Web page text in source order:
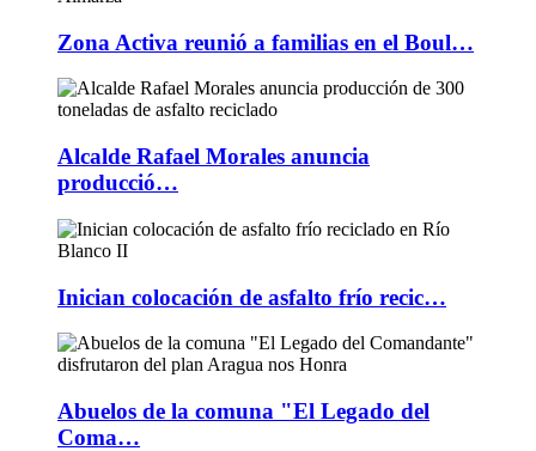
Zona Activa reunió a familias en el Boul…
Alcalde Rafael Morales anuncia
producció…
Inician colocación de asfalto frío recic…
Abuelos de la comuna "El Legado del
Coma…